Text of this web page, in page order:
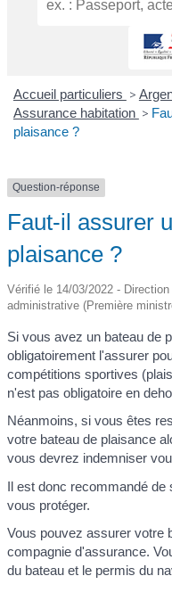
Accueil particuliers >
Assurance habitation >
plaisance ?
Question-réponse
Faut-il assurer
plaisance ?
Vérifié le 14/03/2022 -
administrative (Première
Si vous avez un bateau de
obligatoirement l'assurer
compétitions sportives
n'est pas obligatoire en
Néanmoins, si vous êtes
votre bateau de plaisance
vous devrez indemniser
Il est donc recommandé
vous protéger.
Vous pouvez assurer votre
compagnie d'assurance.
du bateau et le permis du